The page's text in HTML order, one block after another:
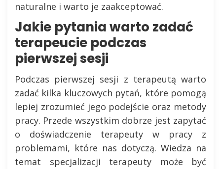
naturalne i warto je zaakceptować.
Jakie pytania warto zadać
terapeucie podczas
pierwszej sesji
Podczas pierwszej sesji z terapeutą warto
zadać kilka kluczowych pytań, które pomogą
lepiej zrozumieć jego podejście oraz metody
pracy. Przede wszystkim dobrze jest zapytać
o doświadczenie terapeuty w pracy z
problemami, które nas dotyczą. Wiedza na
temat specjalizacji terapeuty może być